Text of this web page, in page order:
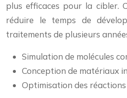
plus efficaces pour la cibler.
réduire le temps de
traitements de plusieurs
Simulation de molécules
Conception de matériaux
Optimisation des réactions